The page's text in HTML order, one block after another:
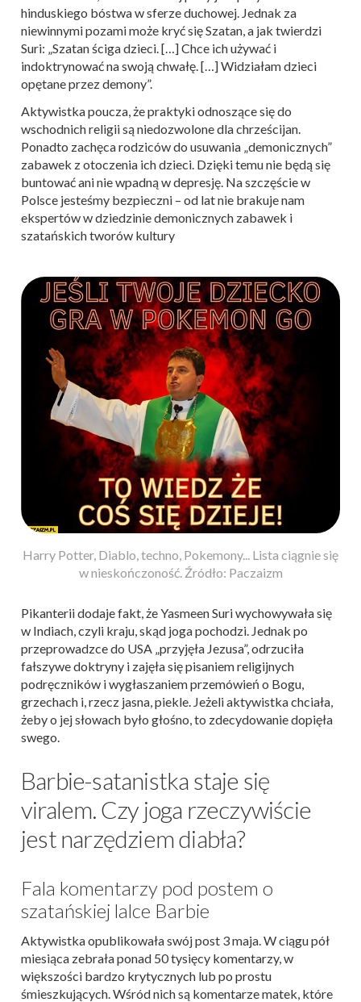
hinduskiego bóstwa w sferze duchowej. Jednak za
niewinnymi pozami może kryć się Szatan, a jak twierdzi
Suri: „Szatan ściga dzieci. […] Chce ich używać i
indoktrynować na swoją chwałę. […] Widziałam dzieci
opętane przez demony”.
Aktywistka poucza, że praktyki odnoszące się do
wschodnich religii są niedozwolone dla chrześcijan.
Ponadto zachęca rodziców do usuwania „demonicznych”
zabawek z otoczenia ich dzieci. Dzięki temu nie będą się
buntować ani nie wpadną w depresję. Na szczęście w
Polsce jesteśmy bezpieczni – od lat nie brakuje nam
ekspertów w dziedzinie demonicznych zabawek i
szatańskich tworów kultury
Harry Potter, Diablo, techno, Pokemony... Lista ciągnie się
w nieskończoność. Źródło: Paczaizm
Pikanterii dodaje fakt, że Yasmeen Suri wychowywała się
w Indiach, czyli kraju, skąd joga pochodzi. Jednak po
przeprowadzce do USA „przyjęła Jezusa”, odrzuciła
fałszywe doktryny i zajęła się pisaniem religijnych
podręczników i wygłaszaniem przemówień o Bogu,
grzechach i, rzecz jasna, piekle. Jeżeli aktywistka chciała,
żeby o jej słowach było głośno, to zdecydowanie dopięła
swego.
Barbie-satanistka staje się
viralem. Czy joga rzeczywiście
jest narzędziem diabła?
Fala komentarzy pod postem o
szatańskiej lalce Barbie
Aktywistka opublikowała swój post 3 maja. W ciągu pół
miesiąca zebrała ponad 50 tysięcy komentarzy, w
większości bardzo krytycznych lub po prostu
śmieszkujących. Wśród nich są komentarze matek, które